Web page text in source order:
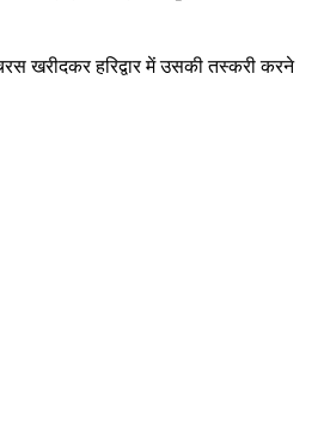
खरीदकर हरिद्वार में उसकी तस्करी करने